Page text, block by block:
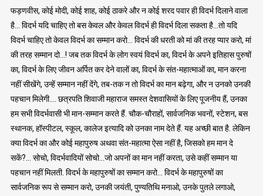
फड़णवीस, कोई मोदी, कोई शाह, कोई ठाकरे और न कोई शरद पवार ही विदर्भ दिलाने वाला
है… विदर्भ यदि चाहिए तो बस केवल और केवल विदर्भ ही विदर्भ दिला सकता है…तो यदि
विदर्भ चाहिए तो केवल विदर्भ का सम्मान करो… विदर्भ की धरती को मां की तरह प्यार करो, मां
की तरह सम्मान दो…! जब तक विदर्भ के लोग स्वयं विदर्भ का, विदर्भ के अपने इतिहास पुरुषों
का, विदर्भ के लिए जीवन अर्पित कर देने वालों का, विदर्भ के संत-महात्माओं का, मान करना
नहीं सीखेंगे, उन्हें सम्मान नहीं देंगे, तब-तक न तो विदर्भ का मान बढ़ेगा, और न उनको उनकी
पहचान मिलेगी…. छत्रपति शिवाजी महाराज समस्त देशवासियों के लिए पूजनीय हैं, उनका
हम सभी विदर्भवासी भी मान-सम्मान करते हैं. चौक-चौराहों, सार्वजनिक भवनों, स्टेशन, बस
स्थानक, हॉस्पीटल, स्कूल, कालेज इत्यादि को उनका नाम देते हैं. यह अच्छी बात है. लेकिन
क्या विदर्भ का और कोई महापुरुष अथवा संत-महात्मा ऐसा नहीं है, जिसको हम मान दे
सकें?… सोचो, विदर्भवादियों सोचो…जो अपनों का मान नहीं करता, उसे कहीं सम्मान या
पहचान नहीं मिलती. विदर्भ के महापुरुषों का सम्मान करो… विदर्भ के महापुरुषों का
सार्वजनिक रूप से सम्मान करो, उनकी जयंती, पुण्यतिथि मनाओ, उनके पुतले लगाओ,